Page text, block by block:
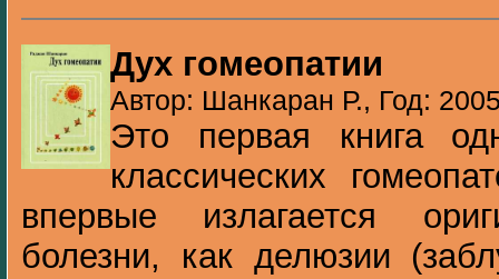
Дух гомеопатии
Автор: Шанкаран Р., Год:
Это первая книга
классических
впервые излагается
болезни, как делюзии